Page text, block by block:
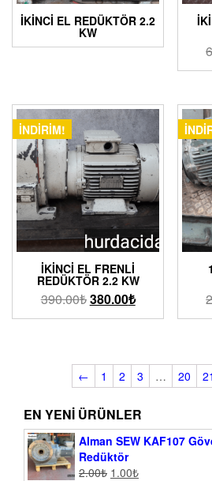
İKİNCİ EL REDÜKTÖR 2.2
KW
İNDIRIM!
İKINCI EL FRENLI
REDÜKTÖR 2.2 KW
390.00₺380.00₺
← 1 2 3 … 20 21
EN YENI ÜRÜNLER
Alman SEW KAF107
Redüktör
2.00₺ 1.00₺